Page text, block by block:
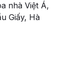
nhà Việt Á,
Giấy, Hà